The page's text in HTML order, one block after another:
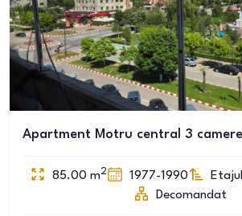
Apartment Motru central 3 camere
85.00 m2 1977-1990
Decomandat